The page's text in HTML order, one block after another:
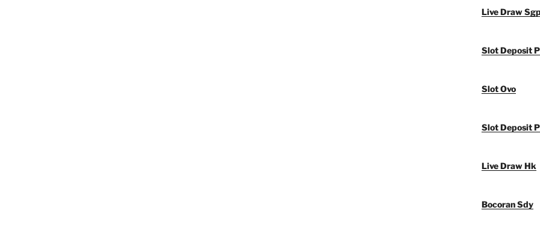
Live Draw
Slot Deposit
Slot Ovo
Slot Deposit
Live Draw Hk
Bocoran Sdy